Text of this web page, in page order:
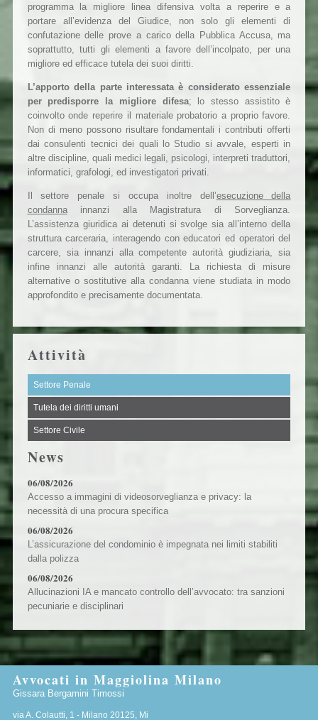
programma la migliore linea difensiva volta a reperire e a
portare all’evidenza del Giudice, non solo gli elementi di
confutazione delle prove a carico della Pubblica Accusa, ma
soprattutto, tutti gli elementi a favore dell’incolpato, per una
migliore ed efficace tutela dei suoi diritti.
L’apporto della parte interessata è considerato essenziale
per predisporre la migliore difesa; lo stesso assistito è
coinvolto onde reperire il materiale probatorio a proprio favore.
Non di meno possono risultare fondamentali i contributi offerti
dai consulenti tecnici dei quali lo Studio si avvale, esperti in
altre discipline, quali medici legali, psicologi, interpreti traduttori,
informatici, grafologi, ed investigatori privati.
Il settore penale si occupa inoltre dell’esecuzione della
condannainnanzi alla Magistratura di Sorveglianza.
L’assistenza giuridica ai detenuti si svolge sia all’interno della
struttura carceraria, interagendo con educatori ed operatori del
carcere, sia innanzi alla competente autorità giudiziaria, sia
infine innanzi alle autorità garanti. La richiesta di misure
alternative o sostitutive alla condanna viene studiata in modo
approfondito e precisamente documentata.
Attività
Settore Penale
Tutela dei diritti umani
Settore Civile
News
06/08/2026
Accesso a immagini di videosorveglianza e privacy: la
necessità di una procura specifica
06/08/2026
L’assicurazione del condominio è impegnata nei limiti stabiliti
dalla polizza
06/08/2026
Allucinazioni IA e mancato controllo dell’avvocato: tra sanzioni
pecuniarie e disciplinari
Avvocati in Maggiolina Milano
Gissara Bergamini Timossi
via A. Colautti, 1 - Milano 20125, Mi